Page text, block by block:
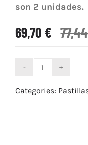
son 2 unidades.
69,70 €
Pastillas
de
Categories: